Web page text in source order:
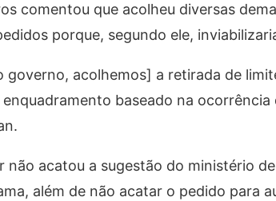
comentou que acolheu diversas
porque, segundo ele,
governo, acolhemos] a retirada de
baseado na
não acatou a sugestão do ministério
além de não acatar o pedido para